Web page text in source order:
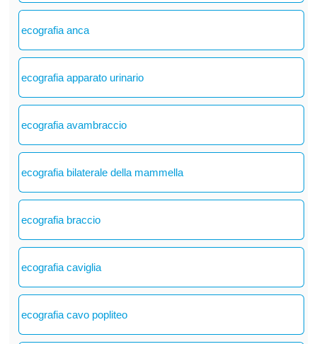
ecografia anca
ecografia apparato urinario
ecografia avambraccio
ecografia bilaterale della mammella
ecografia braccio
ecografia caviglia
ecografia cavo popliteo